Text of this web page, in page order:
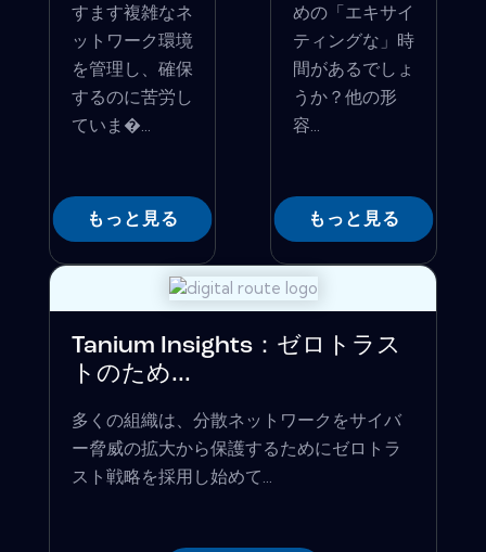
すます複雑なネ
ットワーク環境
を管理し、確保
するのに苦労し
ていま�...
もっと見る
めの「エキサイ
ティングな」時
間があるでしょ
うか？他の形
容...
もっと見る
Tanium Insights：ゼロトラス
トのため...
多くの組織は、分散ネットワークをサイバ
ー脅威の拡大から保護するためにゼロトラ
スト戦略を採用し始めて...